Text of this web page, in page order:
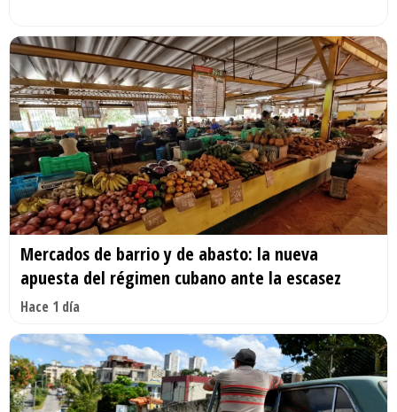
Mercados de barrio y de abasto: la nueva
apuesta del régimen cubano ante la escasez
Hace 1 día